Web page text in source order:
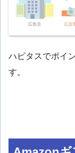
ハピタスでポイ
す。